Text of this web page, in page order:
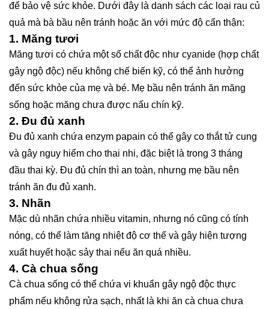
để bảo vệ sức khỏe. Dưới đây là danh sách các loại rau củ
quả mà bà bầu nên tránh hoặc ăn với mức độ cẩn thận:
1. Măng tươi
Măng tươi có chứa một số chất độc như cyanide (hợp chất
gây ngộ độc) nếu không chế biến kỹ, có thể ảnh hưởng
đến sức khỏe của mẹ và bé. Mẹ bầu nên tránh ăn măng
sống hoặc măng chưa được nấu chín kỹ.
2. Đu đủ xanh
Đu đủ xanh chứa enzym papain có thể gây co thắt tử cung
và gây nguy hiểm cho thai nhi, đặc biệt là trong 3 tháng
đầu thai kỳ. Đu đủ chín thì an toàn, nhưng mẹ bầu nên
tránh ăn đu đủ xanh.
3. Nhãn
Mặc dù nhãn chứa nhiều vitamin, nhưng nó cũng có tính
nóng, có thể làm tăng nhiệt độ cơ thể và gây hiện tượng
xuất huyết hoặc sảy thai nếu ăn quá nhiều.
4. Cà chua sống
Cà chua sống có thể chứa vi khuẩn gây ngộ độc thực
phẩm nếu không rửa sạch, nhất là khi ăn cà chua chưa